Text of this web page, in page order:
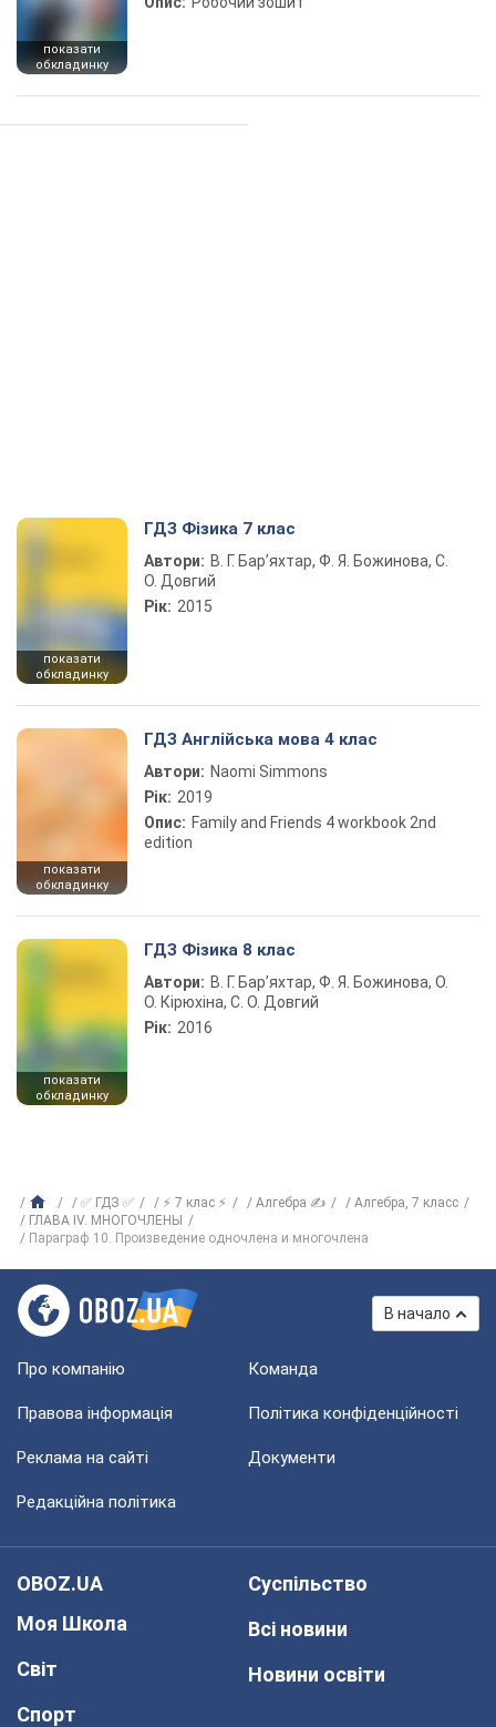
показати
обкладинку
показати
обкладинку
ГДЗ Фізика 7 клас
Автори: В. Г. Бар’яхтар, Ф. Я. Божинова, С.
О. Довгий
Рік: 2015
показати
обкладинку
ГДЗ Англійська мова 4 клас
Автори: Naomi Simmons
Рік: 2019
Опис: Family and Friends 4 workbook 2nd
edition
показати
обкладинку
ГДЗ Фізика 8 клас
Автори: В. Г. Бар’яхтар, Ф. Я. Божинова, О.
О. Кірюхіна, С. О. Довгий
Рік: 2016
✅ ГДЗ ✅ ⚡ 7 клас ⚡ Алгебра ✍
Алгебра, 7 класс
ГЛАВА IV. МНОГОЧЛЕНЫ
Параграф 10. Произведение одночлена и многочлена
В начало
Про компанію Команда
Правова інформація Політика конфіденційності
Реклама на сайті Документи
Редакційна політика
OBOZ.UA
Моя Школа
Світ
Спорт
Суспільство
Всі новини
Новини освіти